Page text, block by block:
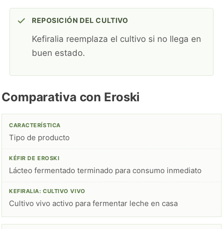
REPOSICIÓN DEL CULTIVO
Kefiralia reemplaza el cultivo si no llega en
buen estado.
Comparativa con Eroski
Tipo de producto
Lácteo fermentado terminado para consumo inmediato
Cultivo vivo activo para fermentar leche en casa